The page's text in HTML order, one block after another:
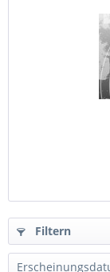
Filtern